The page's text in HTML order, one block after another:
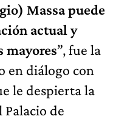
Massa puede
actual y
mayores”, fue la
en diálogo con
le despierta la
Palacio de